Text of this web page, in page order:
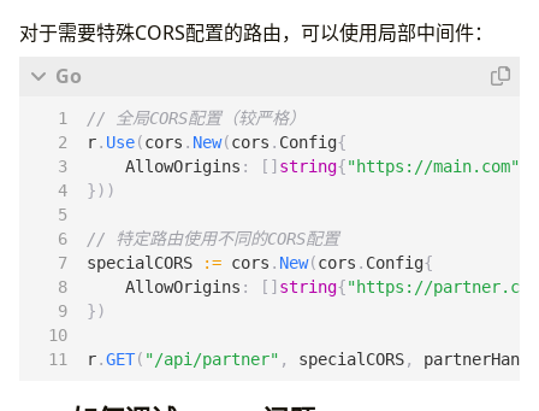
对于需要特殊CORS配置的路由，可以使用局部中间件：
// 全局CORS配置（较严格）
r. Use(cors . New(cors . Config{
AllowOrigins : [] string{"https://main.com"
}))
// 特定路由使用不同的CORS配置
specialCORS
:= cors . New(cors . Config{
AllowOrigins : [] string{"https://
})
r.GET( "/api/partner" , specialCORS,